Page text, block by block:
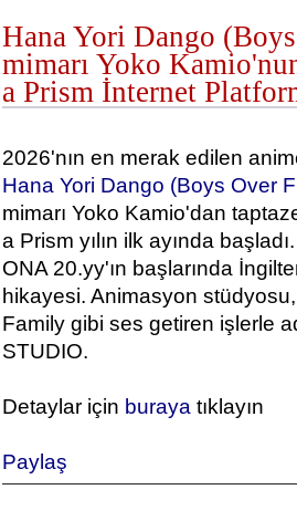
Hana Yori Dango
mimarı Yoko
a Prism İnternet
2026'nın en merak edilen
Hana Yori Dango (Boys Over
mimarı Yoko Kamio'dan
a Prism yılın ilk ayında
ONA 20.yy'ın başlarında
hikayesi. Animasyon
Family gibi ses getiren işlerle
STUDIO.
Detaylar için buraya tıklayın
Paylaş